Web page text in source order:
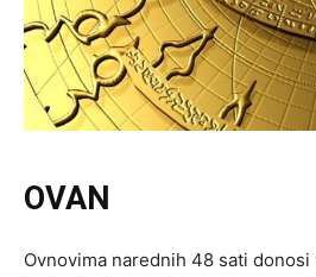
OVAN
Ovnovima narednih 48 sati